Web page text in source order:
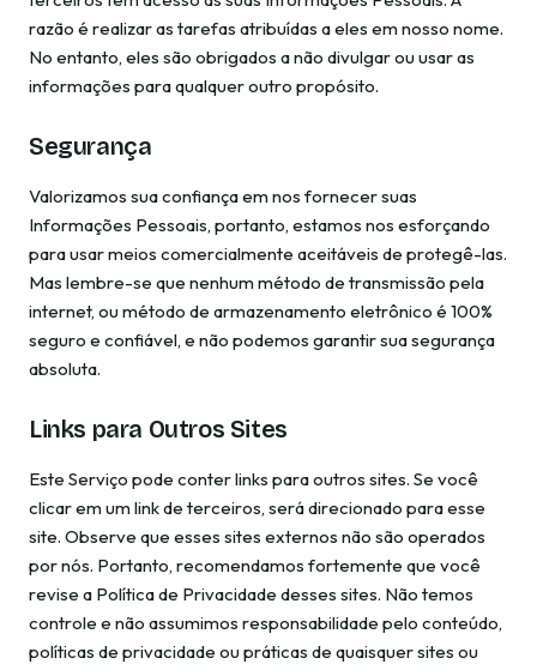
razão é realizar as tarefas atribuídas a eles em nosso nome.
No entanto, eles são obrigados a não divulgar ou usar as
informações para qualquer outro propósito.
Segurança
Valorizamos sua confiança em nos fornecer suas
Informações Pessoais, portanto, estamos nos esforçando
para usar meios comercialmente aceitáveis de protegê-las.
Mas lembre-se que nenhum método de transmissão pela
internet, ou método de armazenamento eletrônico é 100%
seguro e confiável, e não podemos garantir sua segurança
absoluta.
Links para Outros Sites
Este Serviço pode conter links para outros sites. Se você
clicar em um link de terceiros, será direcionado para esse
site. Observe que esses sites externos não são operados
por nós. Portanto, recomendamos fortemente que você
revise a Política de Privacidade desses sites. Não temos
controle e não assumimos responsabilidade pelo conteúdo,
políticas de privacidade ou práticas de quaisquer sites ou